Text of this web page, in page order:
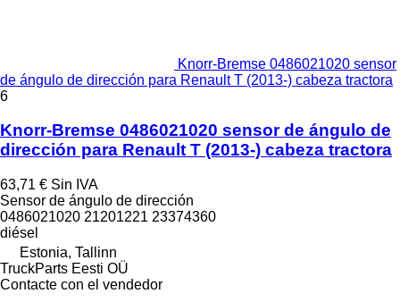
Knorr-Bremse 0486021020 sensor
de ángulo de dirección para Renault T (2013-) cabeza tractora
6
Knorr-Bremse 0486021020 sensor de ángulo de
dirección para Renault T (2013-) cabeza tractora
63,71 € Sin IVA
Sensor de ángulo de dirección
0486021020 21201221 23374360
diésel
Estonia, Tallinn
TruckParts Eesti OÜ
Contacte con el vendedor